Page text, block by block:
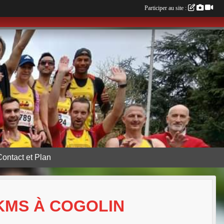
et Plan
À COGOLIN
Participer au site :